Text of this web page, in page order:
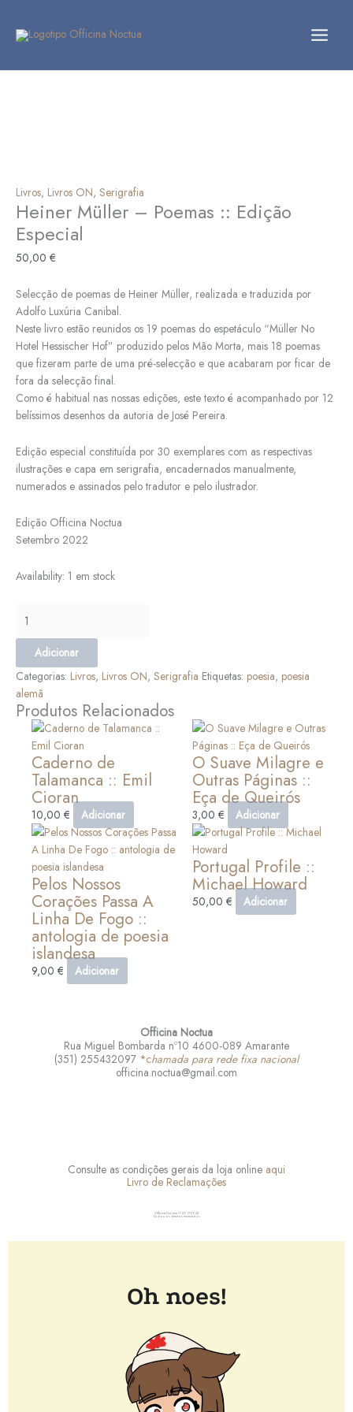
content
Livros, Livros ON, Serigrafia
Heiner Müller – Poemas :: Edição
Especial
50,00 €
Selecção de poemas de Heiner Müller, realizada e traduzida por
Adolfo Luxúria Canibal.
Neste livro estão reunidos os 19 poemas do espetáculo “Müller No
Hotel Hessischer Hof” produzido pelos Mão Morta, mais 18 poemas
que fizeram parte de uma pré-selecção e que acabaram por ficar de
fora da selecção final.
Como é habitual nas nossas edições, este texto é acompanhado por 12
belíssimos desenhos da autoria de José Pereira.
Edição especial constituída por 30 exemplares com as respectivas
ilustrações e capa em serigrafia, encadernados manualmente,
numerados e assinados pelo tradutor e pelo ilustrador.
Edição Officina Noctua
Setembro 2022
Availability: 1 em stock
de
Heiner
Adicionar
Categorias: Livros, Livros ON, Serigrafia Etiquetas: poesia, poesia
alemã
Produtos Relacionados
Caderno de
Talamanca :: Emil
Cioran
10,00 € Adicionar
O Suave Milagre e
Outras Páginas ::
Eça de Queirós
3,00 € Adicionar
Pelos Nossos
Corações Passa A
Linha De Fogo ::
antologia de poesia
islandesa
9,00 € Adicionar
Portugal Profile ::
Michael Howard
50,00 € Adicionar
Officina Noctua
Rua Miguel Bombarda nº10 4600-089 Amarante
(351) 255432097 *chamada para rede fixa nacional
officina.noctua@gmail.com
a
c
e
b
o
o
k
n
s
t
a
g
r
a
Consulte as condições gerais da loja online aqui
Livro de Reclamações
Officina Noctua © 2017-2026
Todos os direitos reservados